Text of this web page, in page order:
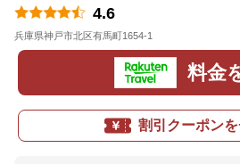
4.6
兵庫県神戸市北区有馬町1654-1
料金
割引クーポン